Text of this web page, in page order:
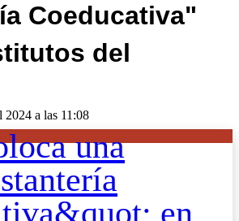
Coeducativa"
del
2024 a las 11:08